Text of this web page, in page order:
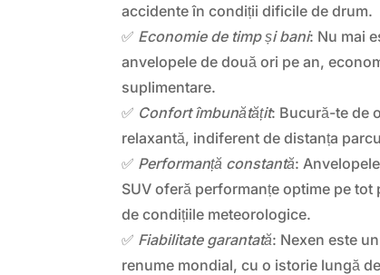
accidente în condiții dificile de drum.
✅ Economie de timp și bani: Nu mai
anvelopele de două ori pe an,
suplimentare.
✅ Confort îmbunătățit: Bucură-te de
relaxantă, indiferent de distanța
✅ Performanță constantă:
SUV oferă performanțe optime pe
de condițiile meteorologice.
✅ Fiabilitate garantată: Nexen este
renume mondial, cu o istorie lungă